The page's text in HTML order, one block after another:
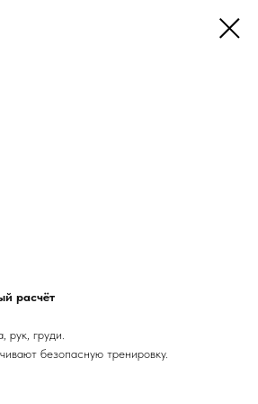
расчёт
груди.
безопасную тренировку.